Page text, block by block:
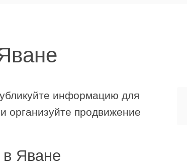
информацию для
организуйте продвижение
в Яване